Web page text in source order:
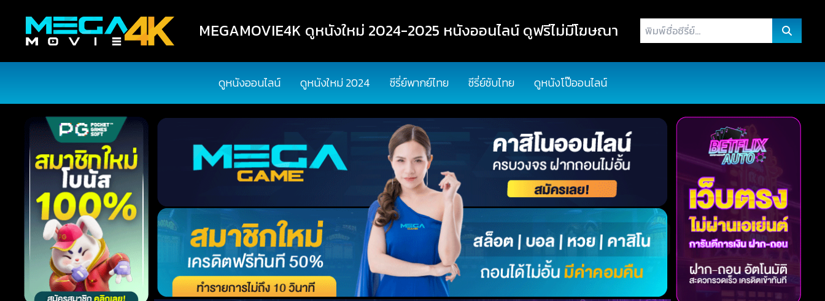
MEGAMOVIE4K ดูหนังใหม่ 2024-2025 หนังออนไลน์ ดูฟรีไม่มีโฆษณา
พิมพ์
ชื่อ
ดูหนังออนไลน์ ดูหนังใหม่ 2024 ซีรี่ย์พากย์ไทย ซีรี่ย์ซับไทย ดูหนังโป๊ออนไลน์